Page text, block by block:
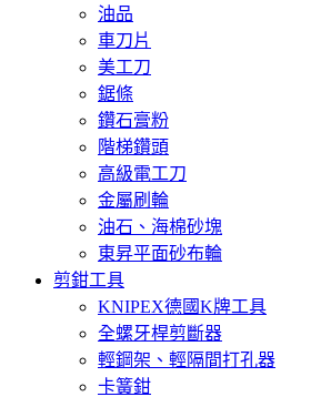
油品
車刀片
美工刀
鋸條
鑽石膏粉
階梯鑽頭
高級電工刀
金屬刷輪
油石、海棉砂塊
東昇平面砂布輪
剪鉗工具
KNIPEX德國K牌工具
全螺牙桿剪斷器
輕鋼架、輕隔間打孔器
卡簧鉗